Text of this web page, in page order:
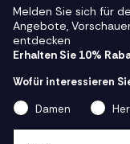
Melden Sie sich für
Angebote,
entdecken
Erhalten Sie 10%
Wofür interessieren
Damen